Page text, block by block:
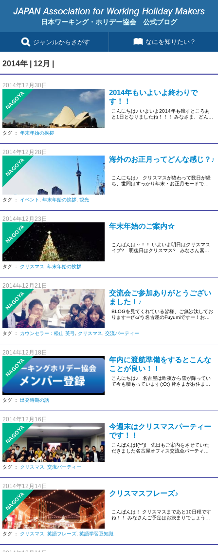
日本ワーキング・ホリデー協会 公式ブログ
ジャンルからさがす なにを知りたい？
2014年 | 12月 |
2014年12月30日
NAGOYA
2014年もいよいよ終わりで
す！！
こんにちは♪ いよいよ2014年も残すところあ
と1日となりましたね！！！ みなさま、どんな
タグ ： 年末年始の挨拶
2014年12月28日
NAGOYA 海外のお正月ってどんな感じ？♪
こんにちは♪ クリスマスが終わって数日が経
ち、世間はすっかり年末・お正月モードです
タグ ： イベント 年末年始の挨拶 観光
2014年12月23日
NAGOYA 年末年始のご案内☆
こんばんは～！！ いよいよ明日はクリスマス
イブ? 明後日はクリスマス? みなさん素敵
タグ ： クリスマス 年末年始の挨拶
2014年12月21日
NAGOYA
交流会ご参加ありがとうござい
ました！♪
BLOGを見てくれている皆様、ご無沙汰してお
りますー(*’ω’*) 名古屋のFuyumiですー！お久
タグ ： カウンセラー：松山 芙弓 クリスマス 交流パーティー
2014年12月18日
NAGOYA
年内に渡航準備をするとこんな
ことが良い！！
こんにちは♪ 名古屋は昨夜から雪が降ってい
て今も積もっています(;O;) 皆さまがお住まい
タグ ： 出発時期の話
2014年12月16日
NAGOYA
今週末はクリスマスパーティー
です！！
こんばんは!(^^)! 先日もご案内をさせていた
だきました名古屋オフィス交流会パーティー
タグ ： クリスマス 交流パーティー
2014年12月14日
NAGOYA クリスマスフレーズ♪
こんばんは！ クリスマスまであと10日程です
ね！！ みなさんご予定はお決まりでしょう
タグ ： クリスマス 英語フレーズ 英語学習豆知識